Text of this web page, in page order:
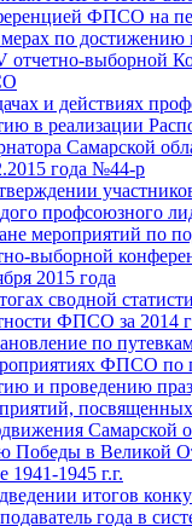
ФПСО на
мерах по достижению
отчетно-выборной
и действиях
в реализации
Самарской
года №44-р
профсоюзного
мероприятий по
выборной
2015 года
сводной
ФПСО за 2014
по
ФПСО по
и проведению
Самарской
Победы в Великой
1941-1945 г.г.
итогов
года в